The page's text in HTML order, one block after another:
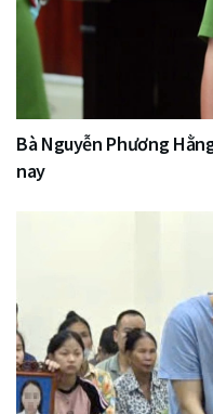
Bà Nguyễn Phương
nay